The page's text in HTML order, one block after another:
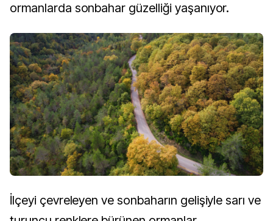
ormanlarda sonbahar güzelliği yaşanıyor.
İlçeyi çevreleyen ve sonbaharın gelişiyle sarı ve